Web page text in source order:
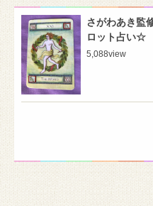
さがわあき監
ロット占い☆
5,088view